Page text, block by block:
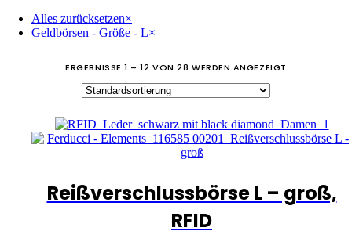
Alles zurücksetzen×
Geldbörsen - Größe - L×
ERGEBNISSE 1 – 12 VON 28 WERDEN ANGEZEIGT
Reißverschlussbörse L – groß,
RFID